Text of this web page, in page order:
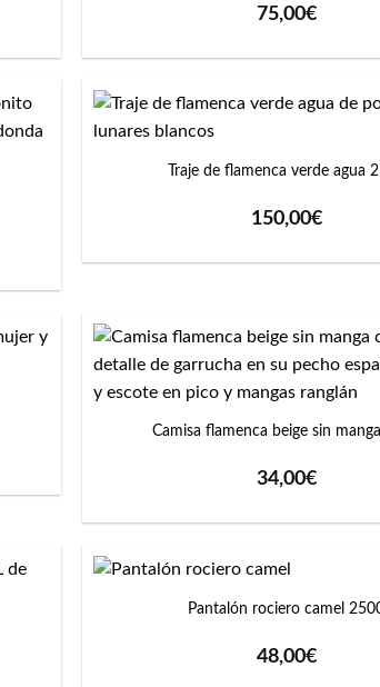
75,00€
Traje de flamenca verde agua
150,00€
Camisa flamenca beige sin
34,00€
+
Pantalón rociero camel
48,00€